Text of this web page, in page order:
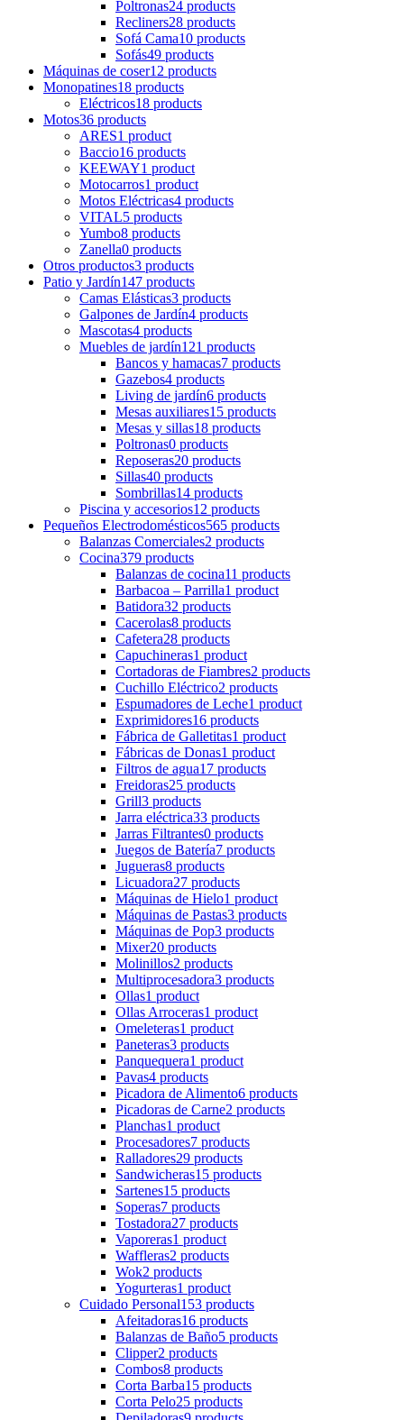
Poltronas24 products
Recliners28 products
Sofá Cama10 products
Sofás49 products
Máquinas de coser12 products
Monopatines18 products
Eléctricos18 products
Motos36 products
ARES1 product
Baccio16 products
KEEWAY1 product
Motocarros1 product
Motos Eléctricas4 products
VITAL5 products
Yumbo8 products
Zanella0 products
Otros productos3 products
Patio y Jardín147 products
Camas Elásticas3 products
Galpones de Jardín4 products
Mascotas4 products
Muebles de jardín121 products
Bancos y hamacas7 products
Gazebos4 products
Living de jardín6 products
Mesas auxiliares15 products
Mesas y sillas18 products
Poltronas0 products
Reposeras20 products
Sillas40 products
Sombrillas14 products
Piscina y accesorios12 products
Pequeños Electrodomésticos565 products
Balanzas Comerciales2 products
Cocina379 products
Balanzas de cocina11 products
Barbacoa – Parrilla1 product
Batidora32 products
Cacerolas8 products
Cafetera28 products
Capuchineras1 product
Cortadoras de Fiambres2 products
Cuchillo Eléctrico2 products
Espumadores de Leche1 product
Exprimidores16 products
Fábrica de Galletitas1 product
Fábricas de Donas1 product
Filtros de agua17 products
Freidoras25 products
Grill3 products
Jarra eléctrica33 products
Jarras Filtrantes0 products
Juegos de Batería7 products
Jugueras8 products
Licuadora27 products
Máquinas de Hielo1 product
Máquinas de Pastas3 products
Máquinas de Pop3 products
Mixer20 products
Molinillos2 products
Multiprocesadora3 products
Ollas1 product
Ollas Arroceras1 product
Omeleteras1 product
Paneteras3 products
Panquequera1 product
Pavas4 products
Picadora de Alimento6 products
Picadoras de Carne2 products
Planchas1 product
Procesadores7 products
Ralladores29 products
Sandwicheras15 products
Sartenes15 products
Soperas7 products
Tostadora27 products
Vaporeras1 product
Waffleras2 products
Wok2 products
Yogurteras1 product
Cuidado Personal153 products
Afeitadoras16 products
Balanzas de Baño5 products
Clipper2 products
Combos8 products
Corta Barba15 products
Corta Pelo25 products